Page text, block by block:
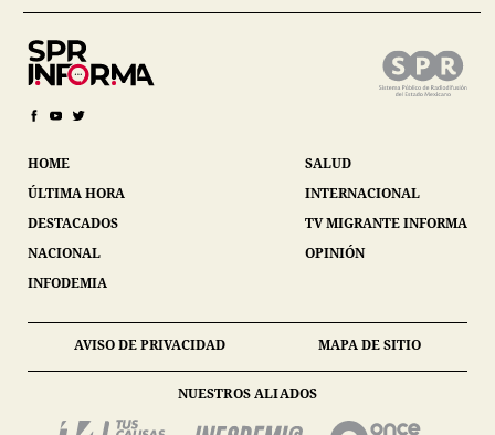
HOME
ÚLTIMA HORA
DESTACADOS
NACIONAL
INFODEMIA
SALUD
INTERNACIONAL
TV MIGRANTE INFORMA
OPINIÓN
AVISO DE PRIVACIDAD MAPA DE SITIO
NUESTROS ALIADOS